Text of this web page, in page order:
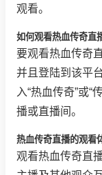
观看。
如何观看热血传奇直
要观看热血传奇
并且登陆到该平
入“热血传奇”或
播或直播间。
热血传奇直播的观看
观看热血传奇直